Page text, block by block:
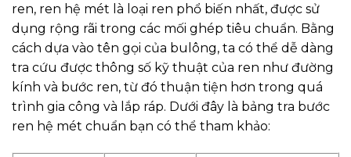
ren, ren hệ mét là loại ren phổ biến nhất, được sử
dụng rộng rãi trong các mối ghép tiêu chuẩn. Bằng
cách dựa vào tên gọi của bulông, ta có thể dễ dàng
tra cứu được thông số kỹ thuật của ren như đường
kính và bước ren, từ đó thuận tiện hơn trong quá
trình gia công và lắp ráp. Dưới đây là bảng tra bước
ren hệ mét chuẩn bạn có thể tham khảo: